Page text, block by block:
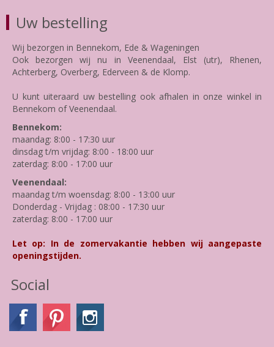
Uw bestelling
Wij bezorgen in Bennekom, Ede & Wageningen
Ook bezorgen wij nu in Veenendaal, Elst (utr), Rhenen,
Achterberg, Overberg, Ederveen & de Klomp.
U kunt uiteraard uw bestelling ook afhalen in onze winkel in
Bennekom of Veenendaal.
Bennekom:
maandag: 8:00 - 17:30 uur
dinsdag t/m vrijdag: 8:00 - 18:00 uur
zaterdag: 8:00 - 17:00 uur
Veenendaal:
maandag t/m woensdag: 8:00 - 13:00 uur
Donderdag - Vrijdag : 08:00 - 17:30 uur
zaterdag: 8:00 - 17:00 uur
Let op: In de zomervakantie hebben wij aangepaste
openingstijden.
Social